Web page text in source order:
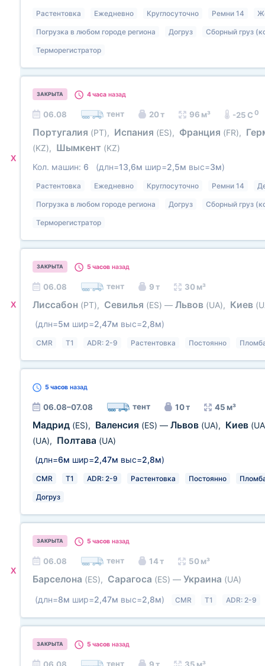
Растентовка Ежедневно Круглосуточно Ремни 14
Погрузка в любом городе региона Догруз Сборный груз
Терморегистратор
X
ЗАКРЫТА 4 часа назад
06.08 тент 20 т 96 м³ -25 C 0
Португалия (PT), Испания (ES), Франция (FR),
(KZ), Шымкент (KZ)
Кол. машин: 6 (длн=13,6м шир=2,5м выс=3м)
Растентовка Ежедневно Круглосуточно Ремни 14
Погрузка в любом городе региона Догруз Сборный груз
Терморегистратор
X
ЗАКРЫТА 5 часов назад
06.08 тент 9 т 30 м³
Лиссабон (PT), Севилья (ES) — Львов (UA), Киев
(длн=5м шир=2,47м выс=2,8м)
CMR T1 ADR: 2-9 Растентовка Постоянно
5 часов назад
06.08–07.08 тент 10 т 45 м³
Мадрид (ES), Валенсия (ES) — Львов (UA), Киев
(UA), Полтава (UA)
(длн=6м шир=2,47м выс=2,8м)
CMR T1 ADR: 2-9 Растентовка Постоянно
Догруз
X
ЗАКРЫТА 5 часов назад
06.08 тент 14 т 50 м³
Барселона (ES), Сарагоса (ES) — Украина (UA)
(длн=8м шир=2,47м выс=2,8м) CMR T1 ADR: 2-9
ЗАКРЫТА 5 часов назад
тент